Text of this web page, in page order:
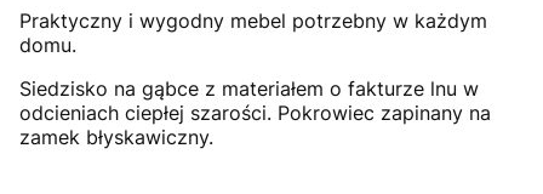
Praktyczny i wygodny mebel potrzebny w każdym
domu.
Siedzisko na gąbce z materiałem o fakturze lnu w
odcieniach ciepłej szarości. Pokrowiec zapinany na
zamek błyskawiczny.